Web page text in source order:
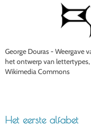
George Douras - Weergave
het ontwerp van
Wikimedia Commons
Het eerste alfabet